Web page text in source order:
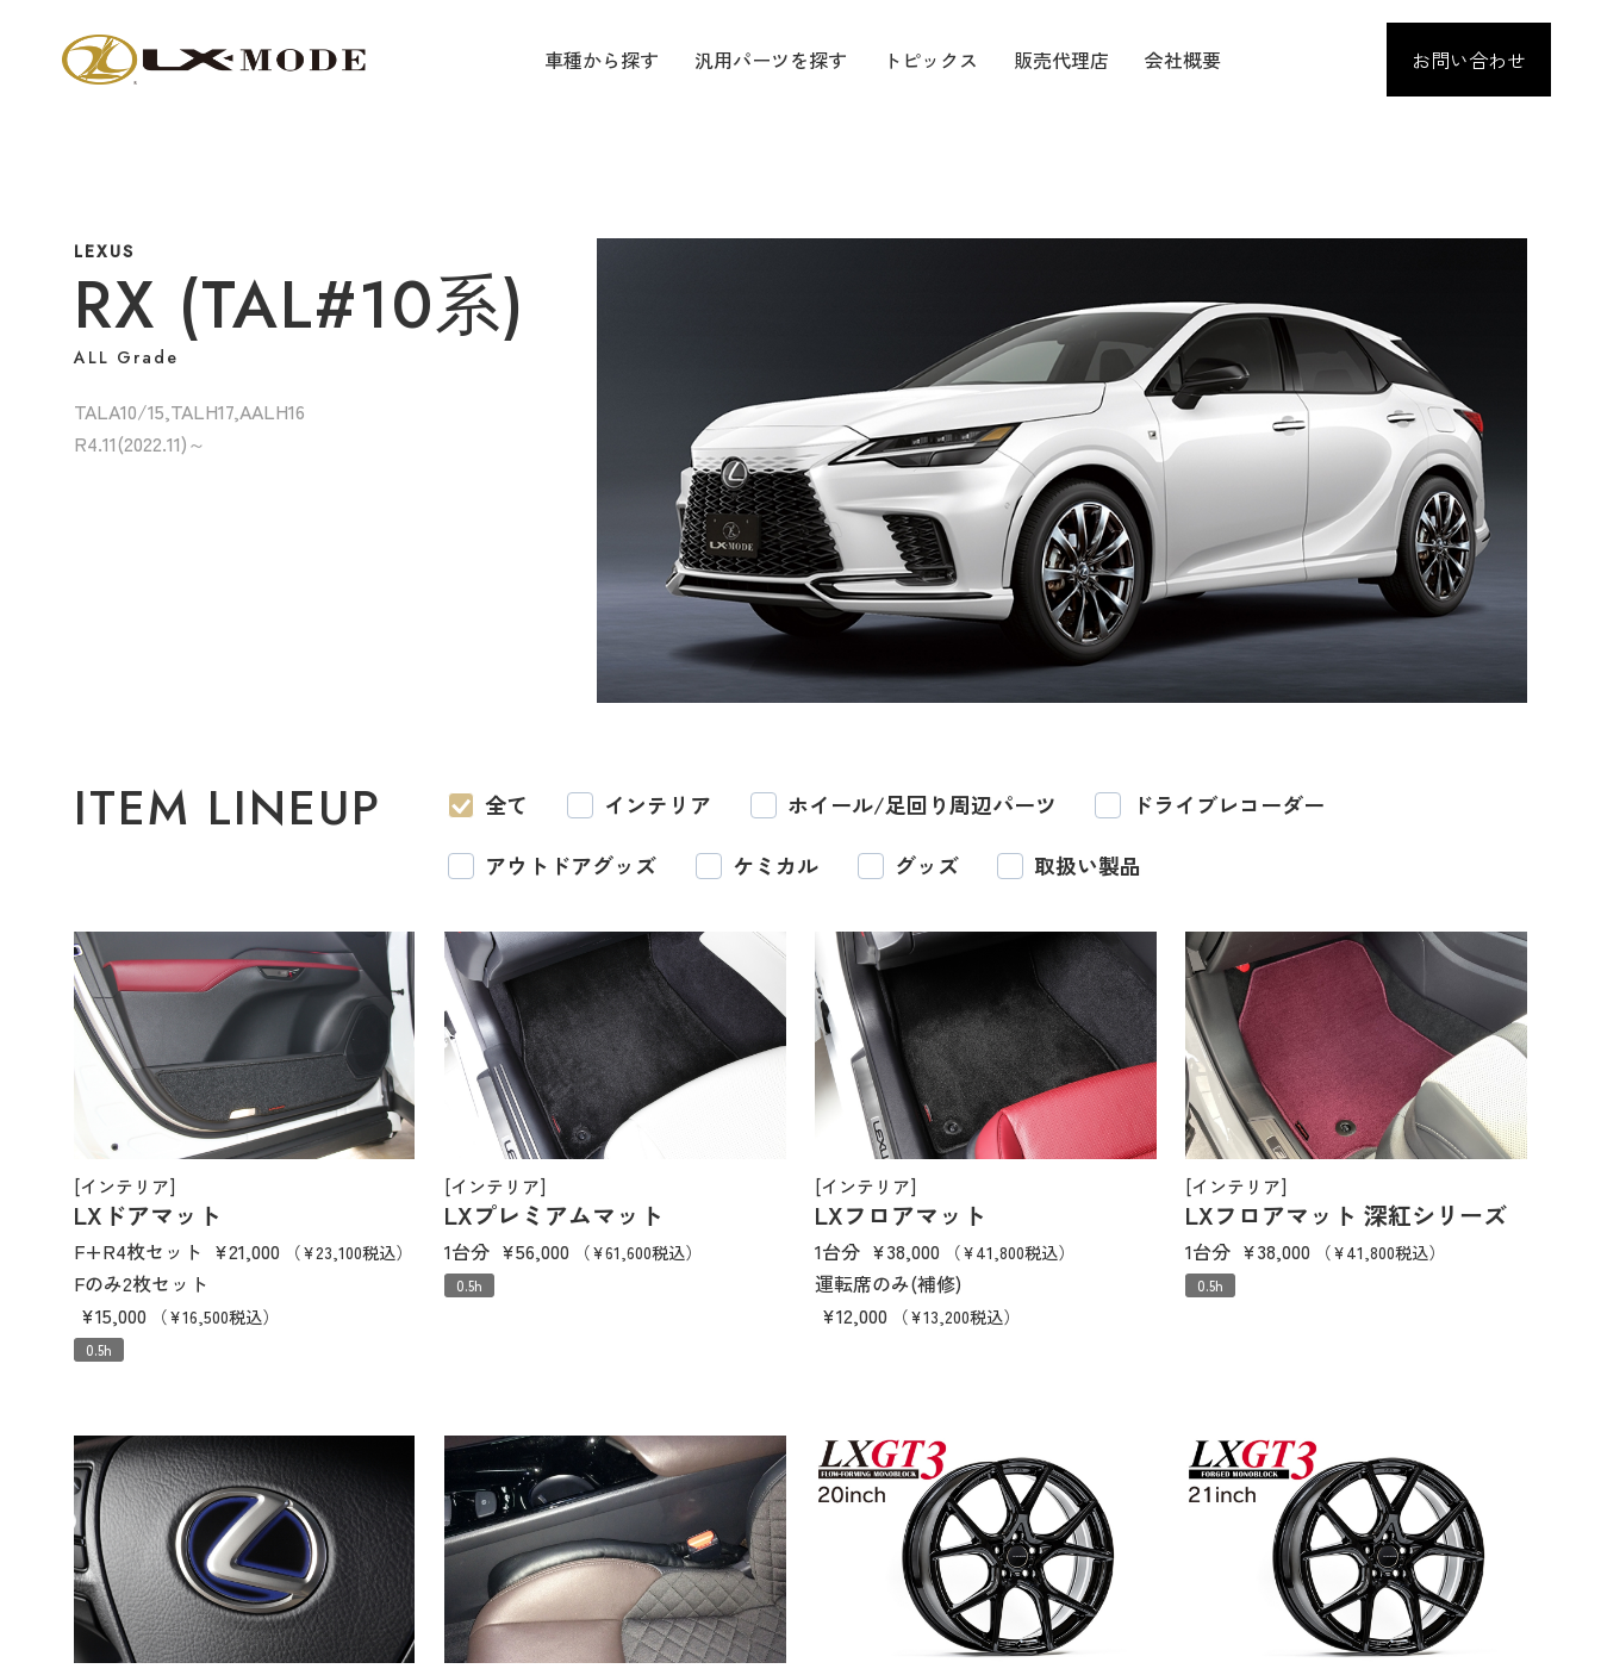
車種から探す 汎用パーツを探す トピックス 販売代理店 会社概要 お問い合わせ
LEXUS
RX (TAL#10系)
ALL Grade
TALA10/15,TALH17,AALH16
R4.11(2022.11)～
ITEM LINEUP 全て インテリア ホイール/足回り周辺パーツ
ドライブレコーダー
アウトドアグッズ
ケミカル グッズ 取扱い製品
[インテリア]
LXドアマット
F+R4枚セット ¥21,000 （¥23,100税込）
Fのみ2枚セット
¥15,000
（¥16,500税込）
0.5h
[インテリア]
LXプレミアムマット
1台分 ¥56,000 （¥61,600税込）
0.5h
[インテリア]
LXフロアマット
1台分 ¥38,000 （¥41,800税込）
運転席のみ(補修)
¥12,000
（¥13,200税込）
[インテリア]
LXフロアマット 深紅シリーズ
1台分 ¥38,000 （¥41,800税込）
0.5h